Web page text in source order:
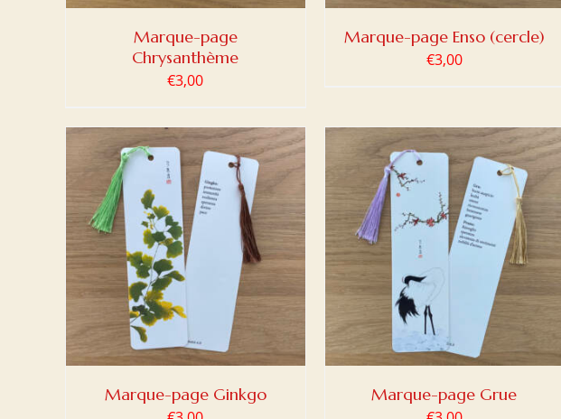
Marque-page
Chrysanthème
€3,00
Marque-page Enso (cercle)
€3,00
Marque-page Ginkgo
AJOUTER AU PANIER / DETAILS
Marque-page Grue
AJOUTER AU PANIER / DETAILS